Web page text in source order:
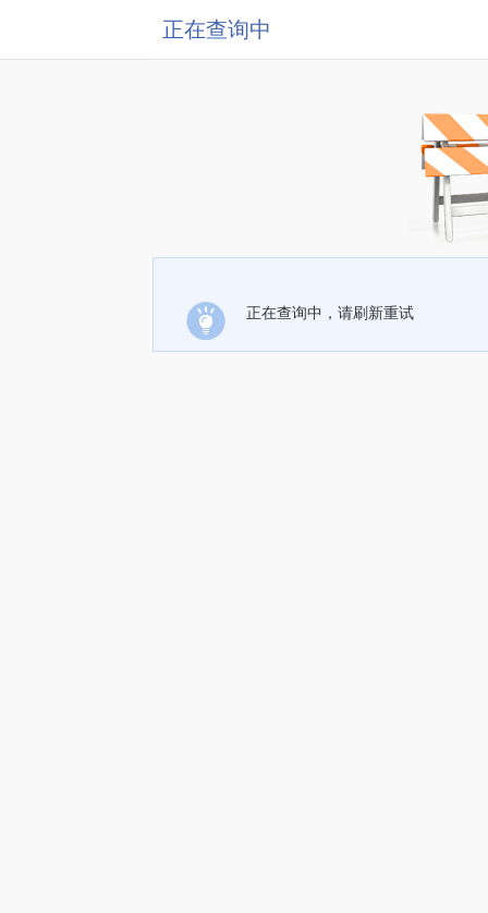
正在查询中
正在查询中，请刷新重试